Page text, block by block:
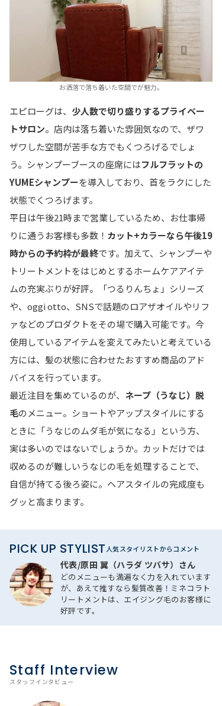
お洒落で落ち着いた空間でが魅力。
エピローグは、 少人数で切り盛りするプライベー
トサロン。店内は落ち着いた雰囲気なので、ザワ
ザワした空間が苦手な方でもくつろげるでしょ
う。シャンプーブースの座席にはフルフラットの
YUMEシャンプーを導入しており、首をラクにした
状態でくつろげます。
平日は午後21時まで営業しているため、お仕事帰
りに通うお客様も多数！ カット+カラーなら午後19
時からの予約枠が最終です。加えて、シャンプーや
トリートメントをはじめとするホームケアアイテ
ムの充実ぶりが好評。「つるりんちょ」シリーズ
や、oggi otto、SNSで話題のロアザオイルやリフ
ァなどのプロダクトをその場で購入可能です。今
使用しているアイテムを変えてみたいと考えている
方には、髪の状態に合わせたおすすめ商品のアド
バイスを行っています。
最近注目を集めているのが、 ネープ（うなじ）脱
毛のメニュー。ショートやアップスタイルにする
ときに「うなじのムダ毛が気になる」という方、
実は多いのではないでしょうか。カットだけでは
収めるのが難しいうなじの毛を処理することで、
自信が持てる後ろ姿に。ヘアスタイルの完成度も
グッと高まります。
PICK UP STYLIST 人気スタイリストからコメント
代表/原田 翼（ハラダ ツバサ​​）さん
どのメニューも満遍なく力を入れています
が、あえて推すなら髪質改善！ミネコラト
リートメントは、エイジング毛のお客様に
好評です。
Staff Interview
スタッフインタビュー